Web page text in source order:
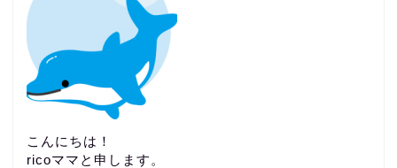
こんにちは！
ricoママと申します。